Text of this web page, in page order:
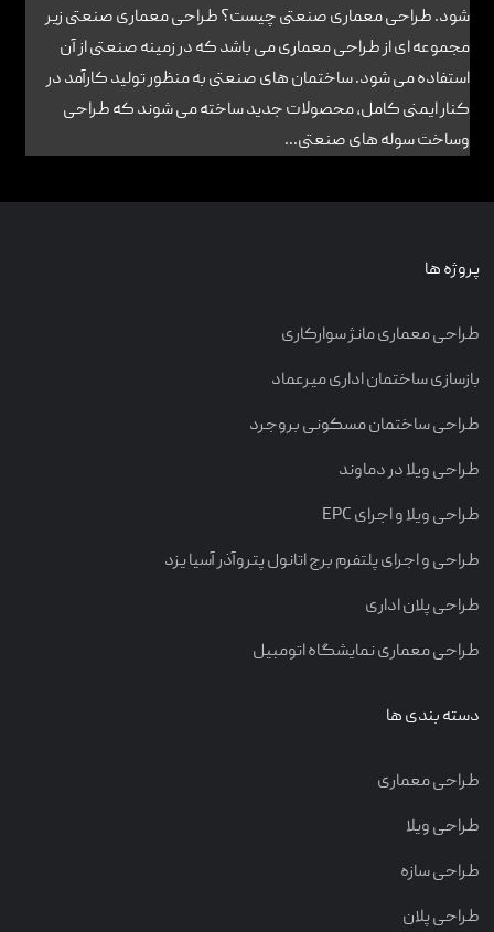
شود. طراحی معماری صنعتی چیست؟ طراحی معماری صنعتی زیر
مجموعه ای از طراحی معماری می باشد که در زمینه صنعتی از آن
استفاده می شود. ساختمان های صنعتی به منظور تولید کارآمد در
کنار ایمنی کامل، محصولات جدید ساخته می شوند که طراحی
وساخت سوله های صنعتی...
پروژه ها
طراحی معماری مانژ سوارکاری
بازسازی ساختمان اداری میرعماد
طراحی ساختمان مسکونی بروجرد
طراحی ویلا در دماوند
طراحی ویلا و اجرای EPC
طراحی و اجرای پلتفرم برج اتانول پتروآذر آسیا یزد
طراحی پلان اداری
طراحی معماری نمایشگاه اتومبیل
دسته بندی ها
طراحی معماری
طراحی ویلا
طراحی سازه
طراحی پلان